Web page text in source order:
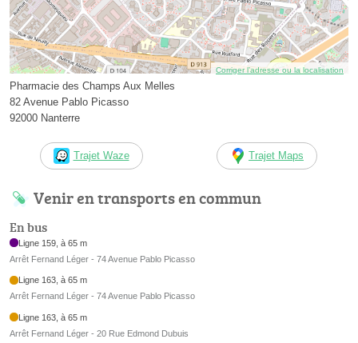
Corriger l’adresse ou la localisation
Pharmacie des Champs Aux Melles
82 Avenue Pablo Picasso
92000 Nanterre
Trajet Waze Trajet Maps
Venir en transports en commun
En bus
Ligne 159, à 65 m
Arrêt Fernand Léger - 74 Avenue Pablo Picasso
Ligne 163, à 65 m
Arrêt Fernand Léger - 74 Avenue Pablo Picasso
Ligne 163, à 65 m
Arrêt Fernand Léger - 20 Rue Edmond Dubuis